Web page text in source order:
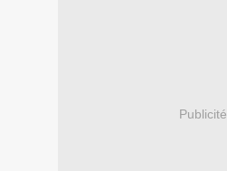
Publicité